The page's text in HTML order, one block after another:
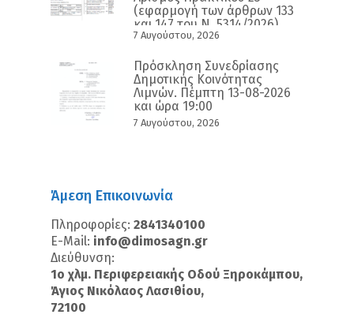
(εφαρμογή των άρθρων 133
και 147 του Ν. 5314/2026)
7 Αυγούστου, 2026
Πρόσκληση Συνεδρίασης
Δημοτικής Κοινότητας
Λιμνών. Πέμπτη 13-08-2026
και ώρα 19:00
7 Αυγούστου, 2026
Άμεση Επικοινωνία
Πληροφορίες: 2841340100
E-Mail: info@dimosagn.gr
Διεύθυνση:
1ο χλμ. Περιφερειακής Οδού Ξηροκάμπου,
Άγιος Νικόλαος Λασιθίου,
72100